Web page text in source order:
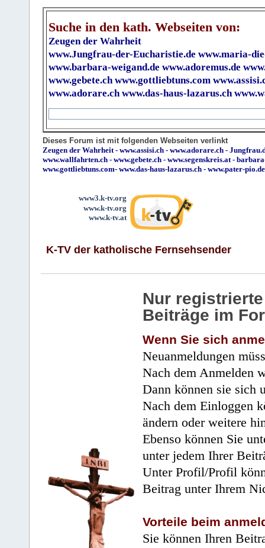
Suche in den kath. Webseiten von:
Zeugen der Wahrheit
www.Jungfrau-der-Eucharistie.de www.maria-
www.barbara-weigand.de www.adoremus.de
www.gebete.ch www.gottliebtuns.com
www.adorare.ch www.das-haus-lazarus.ch
Dieses Forum ist mit folgenden Webseiten verlinkt
Zeugen der Wahrheit- www.assisi.ch - www.adorare.ch -
www.wallfahrten.ch - www.gebete.ch - www.segenskreis.at-
www.gottliebtuns.com- www.das-haus-lazarus.ch - www.pater-pio.de
www3.k-tv.org
www.k-tv.org
www.k-tv.at
K-TV der katholische Fernsehsender
Nur
Beiträge im
Wenn Sie sich
Neuanmeldungen
Nach dem Anmelden
Dann können sie sich
Nach dem Einloggen
ändern oder weitere
Ebenso können Sie
unter jedem Ihrer
Unter Profil/Profil
Beitrag unter Ihrem
Vorteile beim
Sie können Ihren